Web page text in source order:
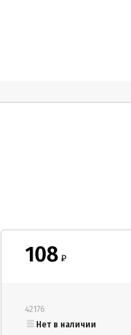
108 ₽
42176
Нет в наличии